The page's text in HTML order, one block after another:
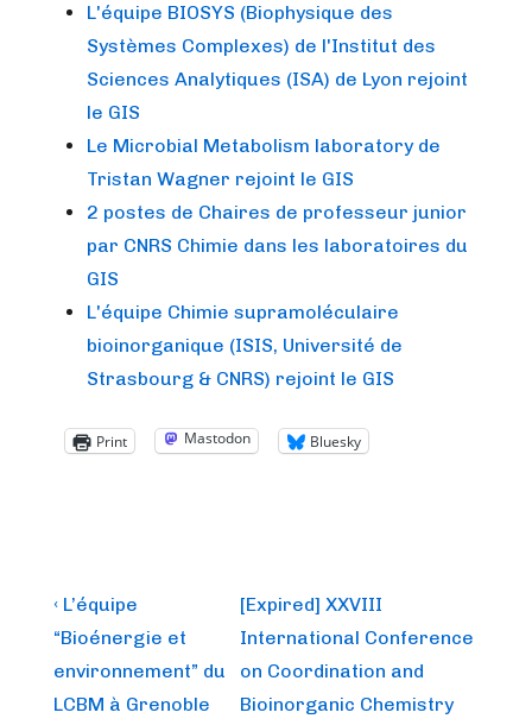
L'équipe BIOSYS (Biophysique des
Systèmes Complexes) de l'Institut des
Sciences Analytiques (ISA) de Lyon rejoint
le GIS
Le Microbial Metabolism laboratory de
Tristan Wagner rejoint le GIS
2 postes de Chaires de professeur junior
par CNRS Chimie dans les laboratoires du
GIS
L'équipe Chimie supramoléculaire
bioinorganique (ISIS, Université de
Strasbourg & CNRS) rejoint le GIS
Print Mastodon Bluesky
Post
navigation
Previous
Post
is
‹ L’équipe
“Bioénergie et
environnement” du
LCBM à Grenoble
Next
Post
is
[Expired] XXVIII
International Conference
on Coordination and
Bioinorganic Chemistry